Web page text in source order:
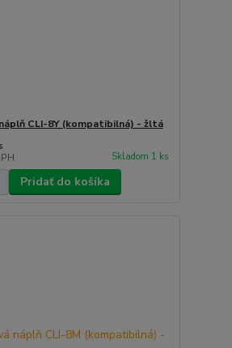
CLI-8Y (kompatibilná) - žltá
Skladom 1 ks
Pridať do košíka